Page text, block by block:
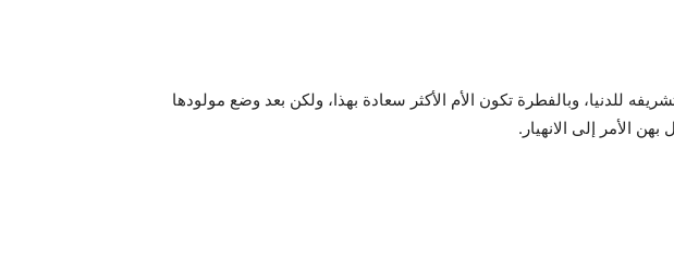
للدنيا، وبالفطرة تكون الأم الأكثر سعادة بهذا، ولكن بعد وضع مولودها
الأمر إلى الانهيار.